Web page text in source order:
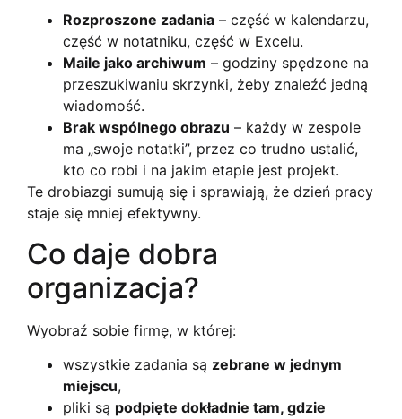
Rozproszone zadania – część w kalendarzu,
część w notatniku, część w Excelu.
Maile jako archiwum – godziny spędzone na
przeszukiwaniu skrzynki, żeby znaleźć jedną
wiadomość.
Brak wspólnego obrazu – każdy w zespole
ma „swoje notatki”, przez co trudno ustalić,
kto co robi i na jakim etapie jest projekt.
Te drobiazgi sumują się i sprawiają, że dzień pracy
staje się mniej efektywny.
Co daje dobra
organizacja?
Wyobraź sobie firmę, w której:
wszystkie zadania są zebrane w jednym
miejscu,
pliki są podpięte dokładnie tam, gdzie